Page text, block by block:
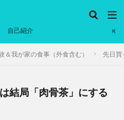
自己紹介
＆我が家の食事（外食含む） 先日
結局「肉骨茶」にする
カー
低糖質ダイエット